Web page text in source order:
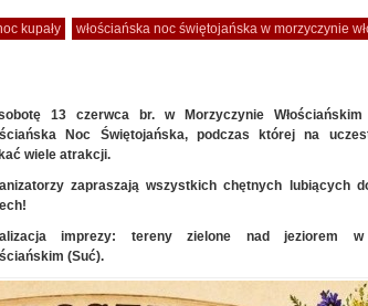
kupały włościańska noc świętojańska w morzyczynie
13 czerwca br. w Morzyczynie
Noc Świętojańska, podczas której na
wiele atrakcji.
zapraszają wszystkich chętnych lubiących
imprezy: tereny zielone nad jeziorem w
(Suć).